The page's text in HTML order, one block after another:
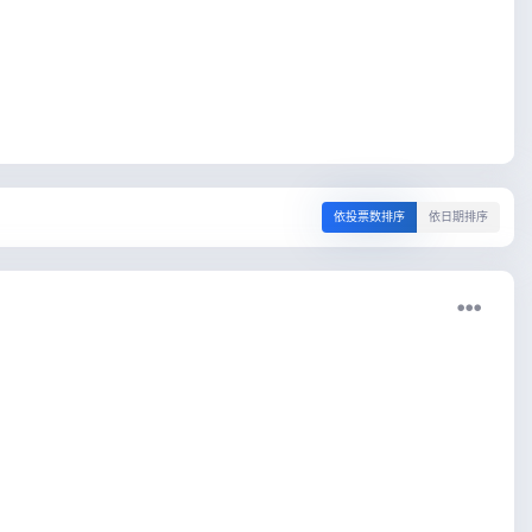
依投票数排序 依日期排序